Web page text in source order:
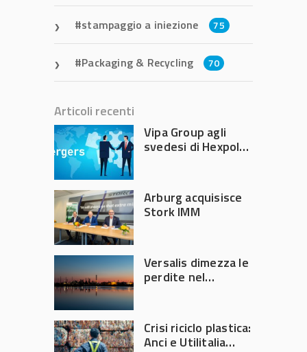
stampaggio a iniezione 75
Packaging & Recycling 70
Articoli recenti
Vipa Group agli
svedesi di Hexpol
Arburg acquisisce
Stork IMM
Versalis dimezza le
perdite nel
Crisi riciclo plastica:
Anci e Utilitalia